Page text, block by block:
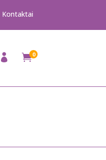
Kontaktai
0